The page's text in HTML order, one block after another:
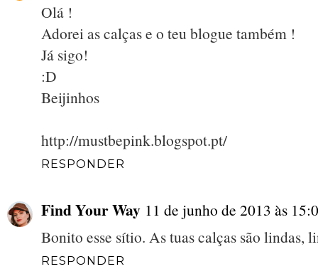
Olá !
Adorei as calças e o teu blogue também !
Já sigo!
:D
Beijinhos
http://mustbepink.blogspot.pt/
RESPONDER
Find Your Way 11 de junho de 2013 às
Bonito esse sítio. As tuas calças são lindas,
RESPONDER